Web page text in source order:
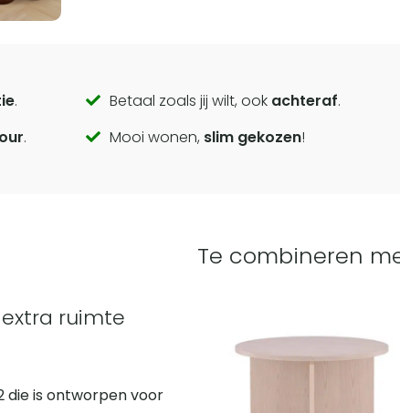
. Betaal zoals jij wilt, ook achteraf.
. Mooi wonen, slim gekozen!
ruimte
die is ontworpen voor
Te combineren